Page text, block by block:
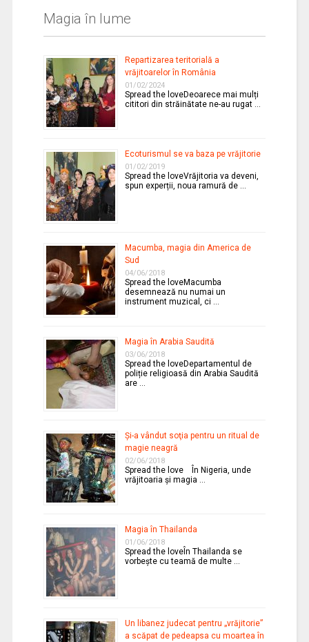
Magia în lume
Repartizarea teritorială a
vrăjitoarelor în România
01/02/2024
Spread the loveDeoarece mai mulți
cititori din străinătate ne-au rugat …
Ecoturismul se va baza pe vrăjitorie
01/02/2019
Spread the loveVrăjitoria va deveni,
spun experții, noua ramură de …
Macumba, magia din America de
Sud
04/06/2018
Spread the loveMacumba
desemnează nu numai un
instrument muzical, ci …
Magia în Arabia Saudită
03/06/2018
Spread the loveDepartamentul de
poliție religioasă din Arabia Saudită
are …
Şi-a vândut soţia pentru un ritual de
magie neagră
02/06/2018
Spread the love În Nigeria, unde
vrăjitoaria şi magia …
Magia în Thailanda
01/06/2018
Spread the loveÎn Thailanda se
vorbeşte cu teamă de multe …
Un libanez judecat pentru „vrăjitorie”
a scăpat de pedeapsa cu moartea în